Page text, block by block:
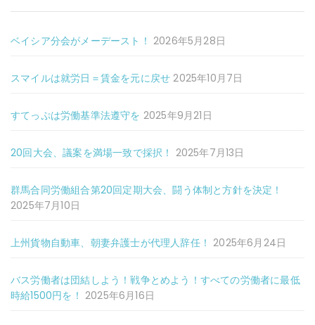
ベイシア分会がメーデースト！ 2026年5月28日
スマイルは就労日＝賃金を元に戻せ 2025年10月7日
すてっぷは労働基準法遵守を 2025年9月21日
20回大会、議案を満場一致で採択！ 2025年7月13日
群馬合同労働組合第20回定期大会、闘う体制と方針を決定！
2025年7月10日
上州貨物自動車、朝妻弁護士が代理人辞任！ 2025年6月24日
バス労働者は団結しよう！戦争とめよう！すべての労働者に最低
時給1500円を！ 2025年6月16日